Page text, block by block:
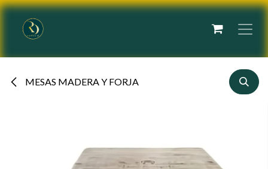
Ir al contenido
MESAS MADERA Y FORJA